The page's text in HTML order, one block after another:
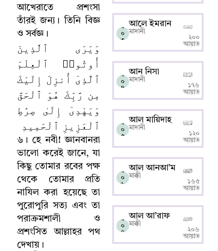
আখেরাতে প্রশংসা
তাঁরই জন্য । তিনি বিজ্ঞ
ও সর্বজ্ঞ ।
وَيَرَى ٱلَّذِينَ
أُوتُوا۟ ٱلْعِلْمَ
ٱلَّذِىٓ أُنزِلَ إِلَيْكَ
مِن رَّبِّكَ هُوَ ٱلْحَقَّ
وَيَهْدِىٓ إِلَىٰ صِرَٰطِ
ٱلْعَزِيزِ ٱلْحَمِيدِ
৬ । হে নবী! জ্ঞানবানরা
ভালো করেই জানে,যা
কিছু তোমার রবের পক্ষ
থেকে তোমার প্রতি
নাযিল করা হয়েছে তা
পুরোপুরি সত্য এবং তা
পরাক্রমশালী ও
প্রশংসিত আল্লাহর পথ
দেখায় ।
০
০
৩
আলে ইমরান
মাদানী
২০০
আয়াত
০
০
৪
আন নিসা
মাদানী
১৭৬
আয়াত
০
০
৫
আল মায়িদাহ
মাদানী
১২০
আয়াত
০
০
৬
আল আনআ’ম
মাক্কী
১৬৫
আয়াত
০
০
৭
আল আ’রাফ
মাক্কী
২০৬
আয়াত